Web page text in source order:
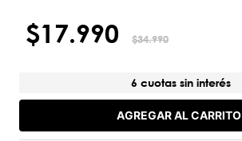
$17.990 $34.990
6 cuotas sin interés
AGREGAR AL CARRITO